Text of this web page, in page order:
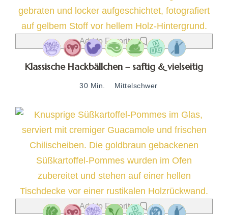
Add to Favorites
Klassische Hackbällchen – saftig & vielseitig
30 Min. Mittelschwer
Add to Favorites